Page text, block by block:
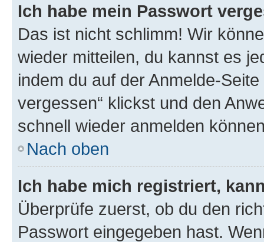
Ich habe mein Passwort
Das ist nicht schlimm! Wir
wieder mitteilen, du kannst es
indem du auf der Anmelde-
vergessen“ klickst und den
schnell wieder anmelden
Nach oben
Ich habe mich registriert,
Überprüfe zuerst, ob du den
Passwort eingegeben hast.